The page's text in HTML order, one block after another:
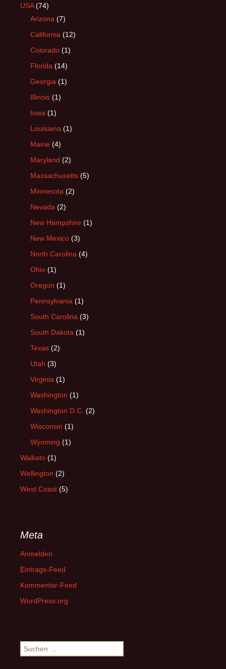
USA(74)
Arizona (7)
California (12)
Colorado (1)
Florida (14)
Georgia (1)
Illinois (1)
Iowa (1)
Louisiana (1)
Maine (4)
Maryland (2)
Massachusetts (5)
Minnesota (2)
Nevada (2)
New Hampshire (1)
New Mexico (3)
North Carolina (4)
Ohio (1)
Oregon (1)
Pennsylvania (1)
South Carolina (3)
South Dakota (1)
Texas (2)
Utah (3)
Virginia (1)
Washington (1)
Washington D.C. (2)
Wisconsin (1)
Wyoming (1)
Waikato (1)
Wellington (2)
West Coast (5)
Meta
Anmelden
Eintrags-Feed
Kommentar-Feed
WordPress.org
Suchen
nach: